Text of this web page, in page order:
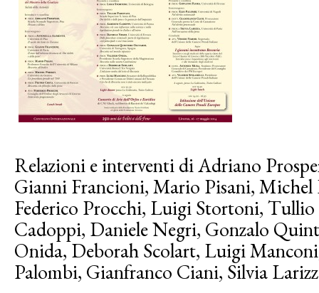
Relazioni e interventi di Adriano
Gianni Francioni, Mario Pisani, Michel
Federico Procchi, Luigi Stortoni,
Cadoppi, Daniele Negri, Gonzalo
Onida, Deborah Scolart, Luigi
Palombi, Gianfranco Ciani, Silvia